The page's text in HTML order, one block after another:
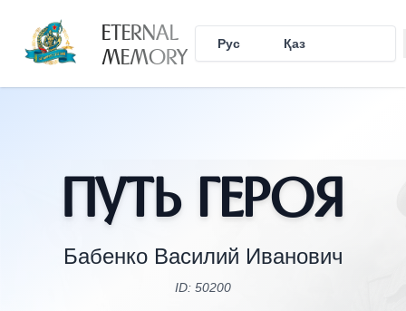
ETERNAL
MEMORY Рус Қаз
Путь Героя
Бабенко Василий Иванович
ID: 50200